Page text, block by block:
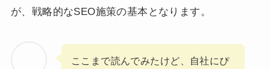
が、戦略的なSEO施策の基本となります。
ここまで読んでみたけど、自社にぴ